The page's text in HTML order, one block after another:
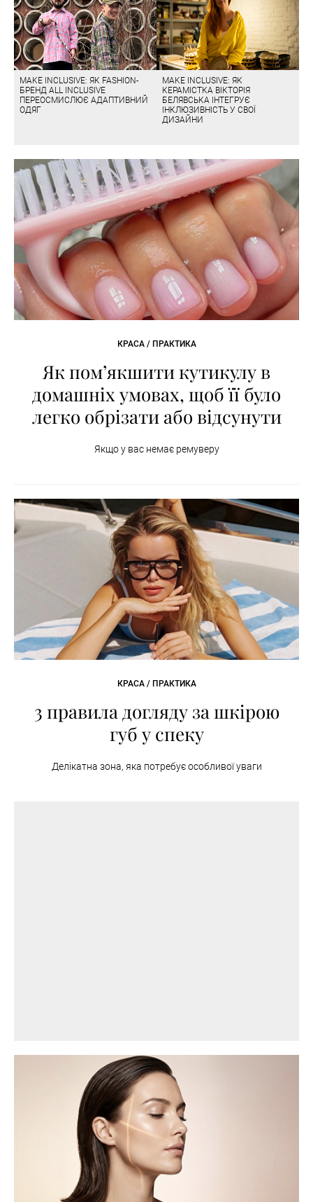
MAKE INCLUSIVE: ЯК FASHION-
БРЕНД ALL INCLUSIVE
ПЕРЕОСМИСЛЮЄ АДАПТИВНИЙ
ОДЯГ
MAKE INCLUSIVE: ЯК
КЕРАМІСТКА ВІКТОРІЯ
БЕЛЯВСЬКА ІНТЕГРУЄ
ІНКЛЮЗИВНІСТЬ У СВОЇ
ДИЗАЙНИ
КРАСА / ПРАКТИКА
Як пом’якшити кутикулу в
домашніх умовах, щоб її було
легко обрізати або відсунути
Якщо у вас немає ремуверу
КРАСА / ПРАКТИКА
3 правила догляду за шкірою
губ у спеку
Делікатна зона, яка потребує особливої уваги